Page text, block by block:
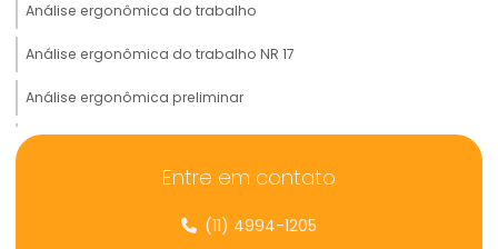
Análise ergonômica do trabalho
Análise ergonômica do trabalho NR 17
Análise ergonômica preliminar
Analise preliminar de risco ergonômico
Análise de prontuário médico
Analise de risco ergonômico
Entre em contato
(11) 4994-1205